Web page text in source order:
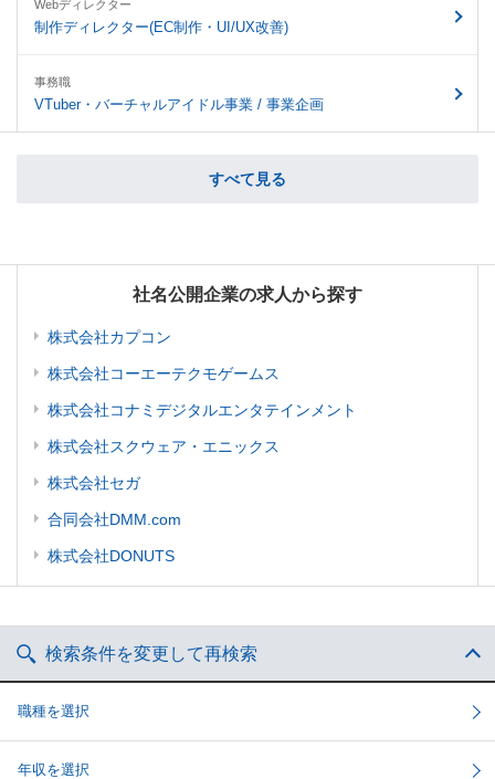
Webディレクター
制作ディレクター(EC制作・UI/UX改善)
事務職
VTuber・バーチャルアイドル事業 / 事業企画
すべて見る
社名公開企業の求人から探す
株式会社カプコン
株式会社コーエーテクモゲームス
株式会社コナミデジタルエンタテインメント
株式会社スクウェア・エニックス
株式会社セガ
合同会社DMM.com
株式会社DONUTS
検索条件を変更して再検索
職種を選択
年収を選択